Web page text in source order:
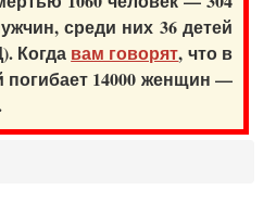
среди них 36 детей
Когда вам говорят, что в
погибает 14000 женщин —